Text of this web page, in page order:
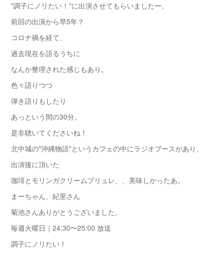
"調子にノリたい！"に出演させてもらいましたー。
前回の出演から早5年？
コロナ禍を経て、
過去現在を語るうちに
なんか整理された感じもあり。
色々語りつつ
弾き語りもしたり
あっという間の30分。
是非聴いてくださいね！
北中城の"沖縄物語"というカフェの中にラジオブースがあり、
出演後に頂いた
珈琲とモリンガクリームブリュレ、、美味しかったあ。
まーちゃん、紀里さん
菊池さんありがとうございました。
毎週火曜日｜24:30〜25:00 放送
調子にノリたい！